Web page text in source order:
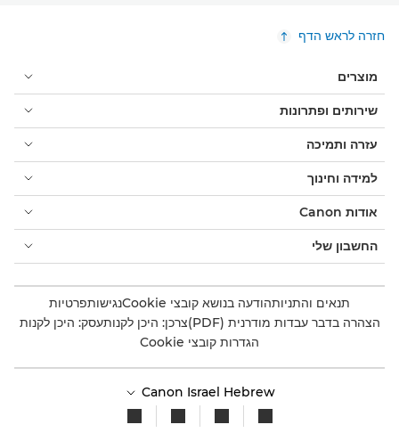
חזרה לראש הדף
מוצרים
שירותים ופתרונות
עזרה ותמיכה
למידה וחינוך
אודות Canon
החשבון שלי
תנאים והתניותהודעה בנושא קובצי Cookie נגישותפרטיות
הצהרה בדבר עבדות מודרנית (PDF)
צרכן: היכן לקנותעסק: היכן לקנות
הגדרות קובצי Cookie
Canon Israel Hebrew